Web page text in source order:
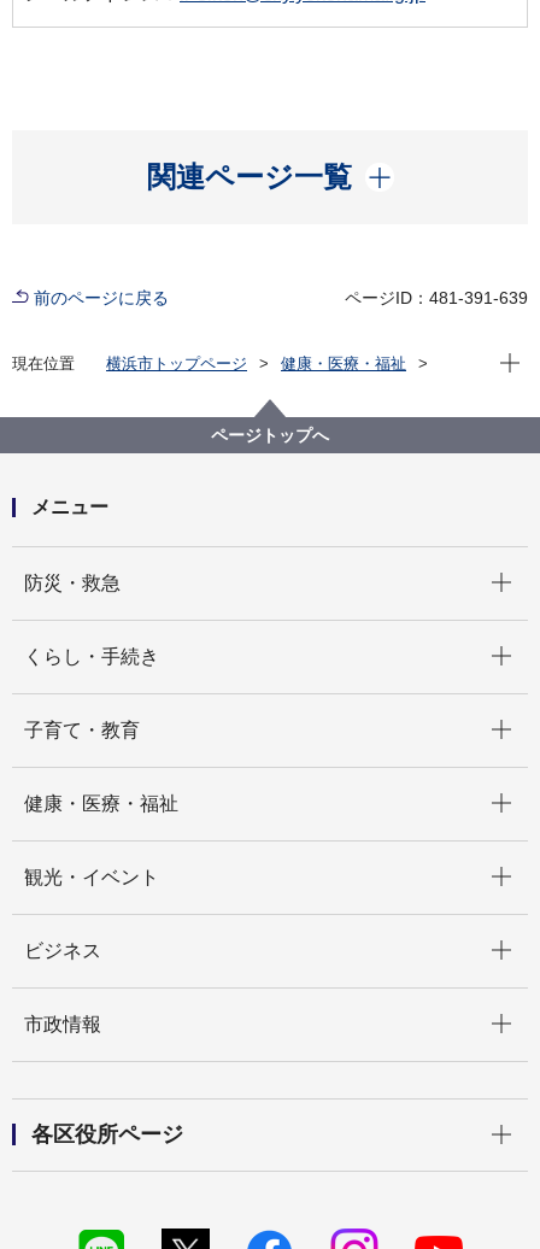
関連ページ一覧
開く
前のページに戻る ページID：481-391-639
現在位置 横浜市トップページ
健康・医療・福祉
感染症発生状況資料集
5週間の区別・年齢階級別定点情報
5週間の区別・年齢階級別定点情報（基幹定点は除く）
現在
ページトップへ
メニュー
防災・救急
くらし・手続き
子育て・教育
健康・医療・福祉
観光・イベント
ビジネス
市政情報
各区役所ページ